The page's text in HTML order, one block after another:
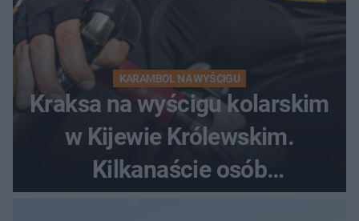
KARAMBOL NA WYŚCIGU
Kraksa na wyścigu kolarskim
w Kijewie Królewskim.
Kilkanaście osób